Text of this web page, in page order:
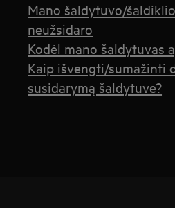
Mano šaldytuvo/
neužsidaro
Kodėl mano šaldytuvas
Kaip išvengti/sumažinti
susidarymą šaldytuve?